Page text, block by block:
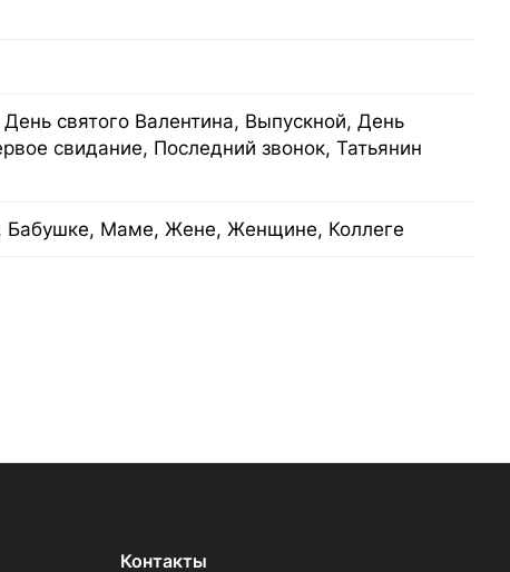
святого Валентина, Выпускной, День
свидание, Последний звонок, Татьянин
Бабушке, Маме, Жене, Женщине, Коллеге
Контакты